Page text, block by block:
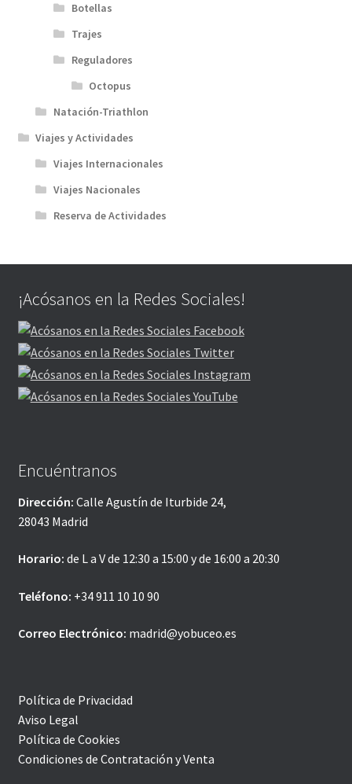
Botellas
Trajes
Reguladores
Octopus
Natación-Triathlon
Viajes y Actividades
Viajes Internacionales
Viajes Nacionales
Reserva de Actividades
¡Acósanos en la Redes Sociales!
Encuéntranos
Dirección: Calle Agustín de Iturbide 24,
28043 Madrid
Horario: de L a V de 12:30 a 15:00 y de 16:00 a 20:30
Teléfono: +34 911 10 10 90
Correo Electrónico: madrid@yobuceo.es
Política de Privacidad
Aviso Legal
Política de Cookies
Condiciones de Contratación y Venta